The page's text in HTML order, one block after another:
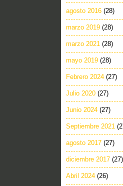
agosto 2016 (28)
marzo 2019 (28)
marzo 2021 (28)
mayo 2019 (28)
Febrero 2024 (27)
Julio 2020 (27)
Junio 2024 (27)
Septiembre 2021
agosto 2017 (27)
diciembre 2017 (27)
Abril 2024 (26)